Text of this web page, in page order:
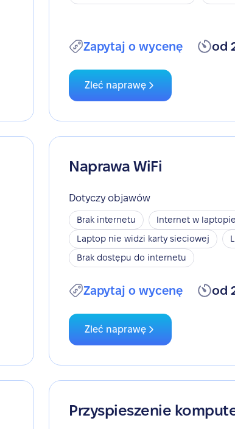
Zapytaj o wycenę od
Zleć naprawę
Naprawa WiFi
Dotyczy objawów
Brak internetu
Internet w
Laptop nie widzi karty sieciowej
Brak dostępu do internetu
Zapytaj o wycenę od
Zleć naprawę
Przyspieszenie